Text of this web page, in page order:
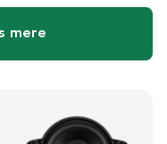
mere